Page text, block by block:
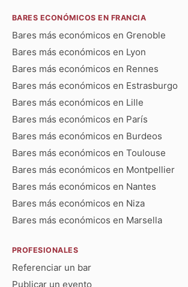
BARES ECONÓMICOS EN FRANCIA
Bares más económicos en Grenoble
Bares más económicos en Lyon
Bares más económicos en Rennes
Bares más económicos en Estrasburgo
Bares más económicos en Lille
Bares más económicos en París
Bares más económicos en Burdeos
Bares más económicos en Toulouse
Bares más económicos en Montpellier
Bares más económicos en Nantes
Bares más económicos en Niza
Bares más económicos en Marsella
PROFESIONALES
Referenciar un bar
Publicar un evento